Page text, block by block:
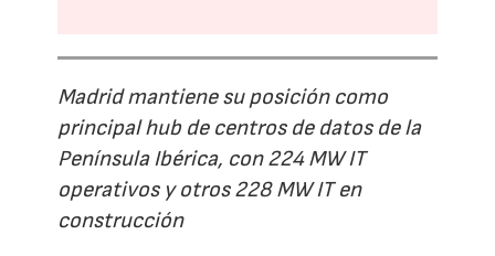
Madrid mantiene su posición como
principal hub de centros de datos de la
Península Ibérica, con 224 MW IT
operativos y otros 228 MW IT en
construcción